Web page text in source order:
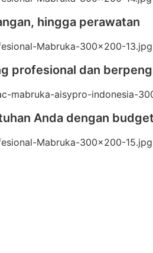
hingga perawatan
profesional dan
Anda dengan